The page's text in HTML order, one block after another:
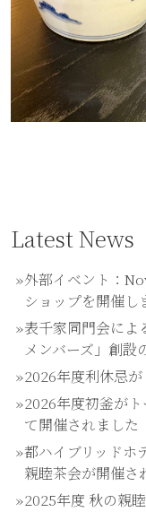
Latest News
外部イベント：
ショップを開催し
表千家同門会によ
メンバーズ」創設
2026年度利休忌
2026年度初釜が
て開催されました
都ハイブリッドホ
親睦茶会が開催さ
2025年度 秋の親